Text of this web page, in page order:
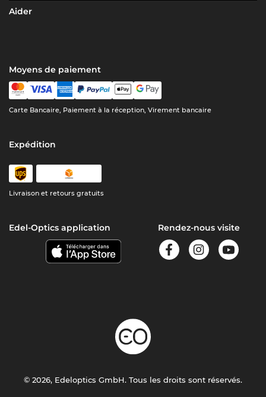
Aider
Moyens de paiement
Carte Bancaire, Paiement à la réception, Virement bancaire
Expédition
Livraison et retours gratuits
Edel-Optics application Rendez-nous visite
© 2026, Edeloptics GmbH. Tous les droits sont réservés.